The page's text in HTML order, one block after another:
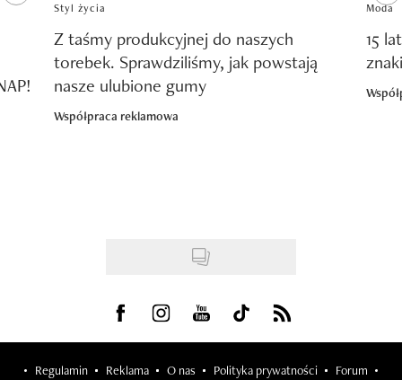
Styl życia
Z taśmy produkcyjnej do naszych
torebek. Sprawdziliśmy, jak powstają
nasze ulubione gumy
Współpraca reklamowa
Moda
15
Visit us on Facebook
Visit us on Instagram
Visit us on Youtube
Visit us on Tiktok
Visit us on Rss
Regulamin Reklama O nas Polityka prywatności Forum